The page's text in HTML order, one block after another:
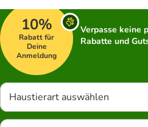
10%
Rabatt für
Deine
Anmeldung
Verpasse keine
Rabatte und
Haustierart auswählen